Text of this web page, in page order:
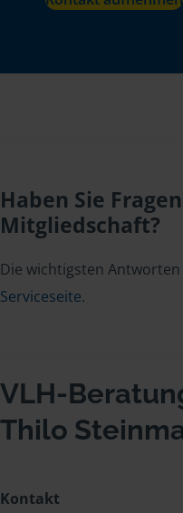
Haben Sie
Mitgliedschaft?
Die wichtigsten
Serviceseite.
VLH-
Thilo
Kontakt